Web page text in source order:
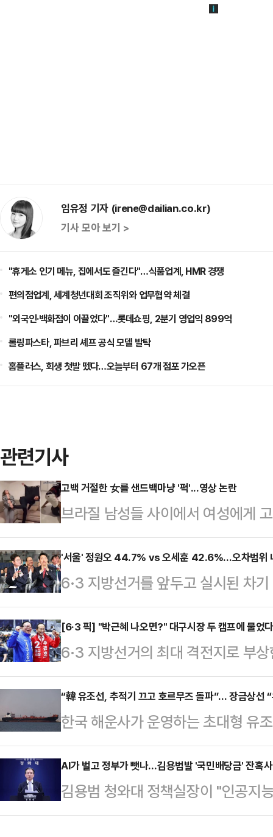
임유정 기자 (irene@dailian.co.kr)
기사 모아 보기 >
"휴게소 인기 메뉴, 집에서도 즐긴다"…식품업계, HMR 경쟁
편의점업계, 세계청년대회 조직위와 업무협약 체결
"외국인·백화점이 이끌었다"…롯데쇼핑, 2분기 영업익 899억
롤링파스타, 파브리 셰프 공식 모델 발탁
홈플러스, 회생 첫발 뗐다…오늘부터 67개 점포 가오픈
관련기사
고백 거절한 女를 샌드백마냥 '퍽'...영상 논란
브라질 남성들 사이에서 여성에게
습한다는 내용의 영상이 사회관계
일고 있다.10일(현지시간) 뉴욕포
고백을 거절할 경우를 대비한 훈련'
있다.영상 속 남성들은 샌드백을 때
기를 카메라에 겨누는 모습 등을 보
3월 8일 전후로 빠르게 확산된 것
장에서 고백을 거절…
'서울' 정원오 44.7% vs 오세훈 42.6%…오차범위
6·3 지방선거를 앞두고 실시된 차
어민주당 예비후보가 44.7%, 오세
42.6%를 기록하며 오차범위 내 초
조사 전문기관 여론조사공정㈜이
100% ARS 방식으로 실시한 여론
보는 42.6%를 얻었다.두 후보 간
이다. 이어 개혁신당 김정철 후보
으로 집…
[6·3 픽] "박근혜 나오면?" 대구시장 두 캠프에 물었
6·3 지방선거의 최대 격전지로 부
일찌감치 대진표를 확정한 더불어
지율 격차가 오차범위 내로 좁혀지
새다. 공식 선거운동 개막을 일주
라는 각자의 승부수를 던진 두 후보
이 JTBC의뢰로 지난 5~6일 무선
서 추 후보는 41%, 김 후보는 40%
관 입소스가…
“韓 유조선, 추적기 끄고 호르무즈 돌파”… 장금상선
한국 해운사가 운영하는 초대형 유
통과한 사실이 뒤늦게 확인됐다. 이
히 끄고 이란이 펼친 해상 봉쇄망을
11일(현지시간) 해운 데이터 분석
그룹(LSEG) 자료를 인용해 이달
AI가 벌고 정부가 뺏나…김용범발 '국민배당금' 잔혹
김용범 청와대 정책실장이 "인공지
의 결과가 아니다"라며 기업 초과